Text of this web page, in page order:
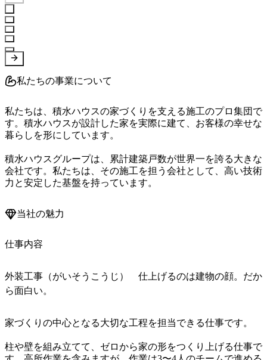
私たちの事業について
私たちは、積水ハウスの家づくりを支える施工のプロ集団で
す。積水ハウスが設計した家を実際に建て、お客様の幸せな
暮らしを形にしています。
積水ハウスグループは、累計建築戸数が世界一を誇る大きな
会社です。私たちは、その施工を担う会社として、高い技術
力と安定した基盤を持っています。
当社の魅力
仕事内容
外装工事（がいそうこうじ） 仕上げるのは建物の顔。だか
ら面白い。
家づくりの中心となる大切な工程を担当できる仕事です。
柱や壁を組み立てて、ゼロから家の形をつくり上げる仕事で